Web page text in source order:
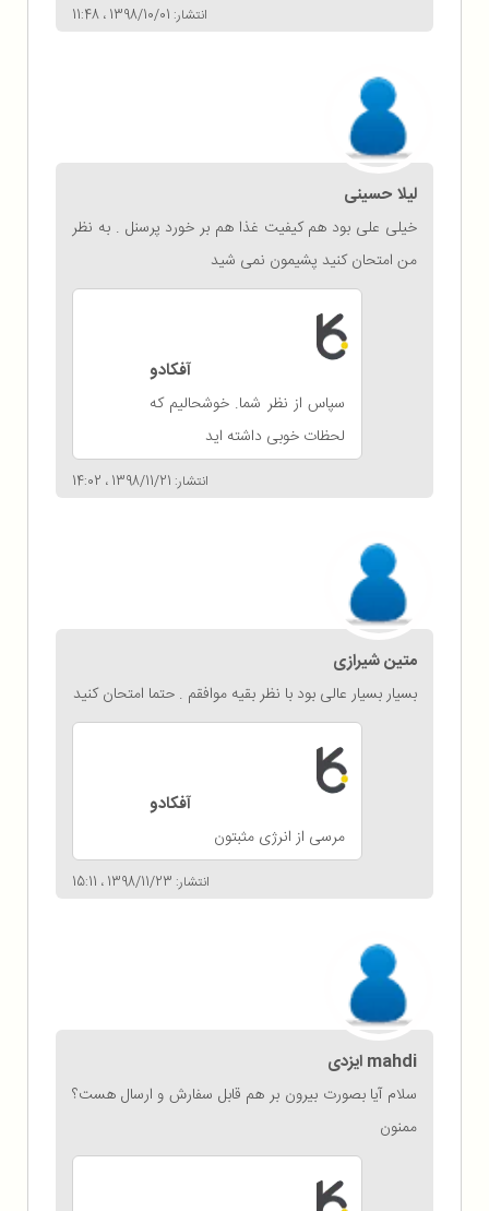
انتشار: 1398/10/01 ، 11:48
لیلا حسینی
انتشار: 1398/11/21 ، 14:02
خیلی علی بود هم کیفیت غذا هم بر خورد پرسنل . به نظر
من امتحان کنید پشیمون نمی شید
آفکادو
سپاس از نظر شما. خوشحالیم که
لحظات خوبی داشته اید
متین شیرازی
انتشار: 1398/11/23 ، 15:11
بسیار بسیار عالی بود با نظر بقیه موافقم . حتما امتحان کنید
آفکادو
مرسی از انرژی مثبتون
mahdi ایزدی
سلام آیا بصورت بیرون بر هم‌ قابل سفارش و ارسال هست؟
ممنون